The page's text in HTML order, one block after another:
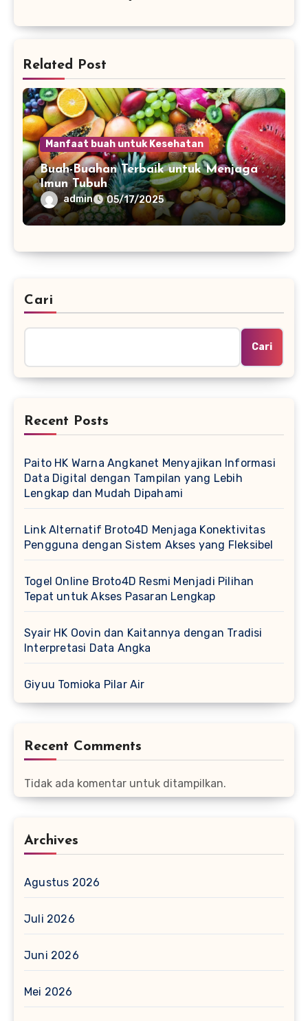
Related Post
Manfaat buah untuk Kesehatan
Buah-Buahan Terbaik untuk Menjaga
Imun Tubuh
admin 05/17/2025
Cari
Cari
Recent Posts
Paito HK Warna Angkanet Menyajikan Informasi
Data Digital dengan Tampilan yang Lebih
Lengkap dan Mudah Dipahami
Link Alternatif Broto4D Menjaga Konektivitas
Pengguna dengan Sistem Akses yang Fleksibel
Togel Online Broto4D Resmi Menjadi Pilihan
Tepat untuk Akses Pasaran Lengkap
Syair HK Oovin dan Kaitannya dengan Tradisi
Interpretasi Data Angka
Giyuu Tomioka Pilar Air
Recent Comments
Tidak ada komentar untuk ditampilkan.
Archives
Agustus 2026
Juli 2026
Juni 2026
Mei 2026